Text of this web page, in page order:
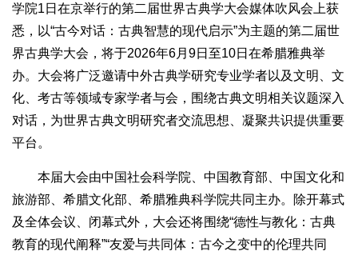
学院1日在京举行的第二届世界古典学大会媒体吹风会上获
悉，以“古今对话：古典智慧的现代启示”为主题的第二届世
界古典学大会，将于2026年6月9日至10日在希腊雅典举
办。大会将广泛邀请中外古典学研究专业学者以及文明、文
化、考古等领域专家学者与会，围绕古典文明相关议题深入
对话，为世界古典文明研究者交流思想、凝聚共识提供重要
平台。
本届大会由中国社会科学院、中国教育部、中国文化和
旅游部、希腊文化部、希腊雅典科学院共同主办。除开幕式
及全体会议、闭幕式外，大会还将围绕“德性与教化：古典
教育的现代阐释”“友爱与共同体：古今之变中的伦理共同